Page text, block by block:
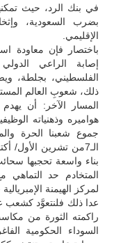
في بنك الرد، حيث
بضرب السعودية،
الإقليمي.
باختصار فإن معاودة
إصابة الراعي
الفلسطيني، بجلطة،
ذلك، شعوبِ العالم
المسار الآخر: أن
هواميره وذهنياته
جموع شعبنا الحرة
بناء واسعة تحجبها
المتخادم حد
لمركز الهيمنة
عدا ذلك فلنتعوَّد كشعب
راكمته الثورة من
السوداء الحكومية